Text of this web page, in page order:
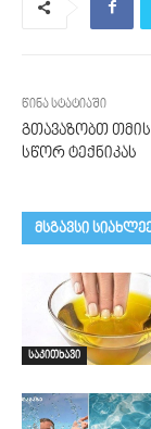
წინა სტატიაში
გთავაზობთ
სწორ ტექნიკას
მსგავსი
საკითხავი